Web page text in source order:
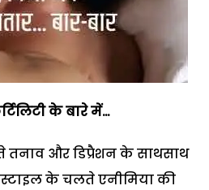
के बारे में…
तनाव और डिप्रैशन के साथसाथ
के चलते एनीमिया की